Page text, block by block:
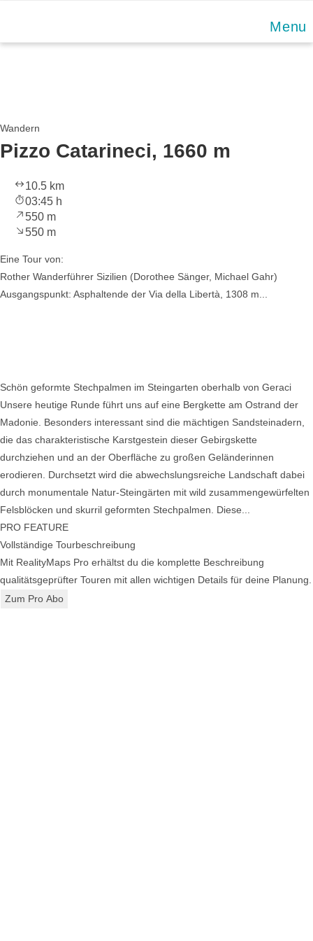
content
Menu
Wandern
Pizzo Catarineci, 1660 m
10.5 km
03:45 h
550 m
550 m
Eine Tour von:
Rother Wanderführer Sizilien (Dorothee Sänger, Michael Gahr)
Ausgangspunkt: Asphaltende der Via della Libertà, 1308 m...
Schön geformte Stechpalmen im Steingarten oberhalb von Geraci
Unsere heutige Runde führt uns auf eine Bergkette am Ostrand der
Madonie. Besonders interessant sind die mächtigen Sandsteinadern,
die das charakteristische Karstgestein dieser Gebirgskette
durchziehen und an der Oberfläche zu großen Geländerinnen
erodieren. Durchsetzt wird die abwechslungsreiche Landschaft dabei
durch monumentale Natur-Steingärten mit wild zusammengewürfelten
Felsblöcken und skurril geformten Stechpalmen. Diese...
PRO FEATURE
Vollständige Tourbeschreibung
Mit RealityMaps Pro erhältst du die komplette Beschreibung
qualitätsgeprüfter Touren mit allen wichtigen Details für deine Planung.
Zum Pro Abo